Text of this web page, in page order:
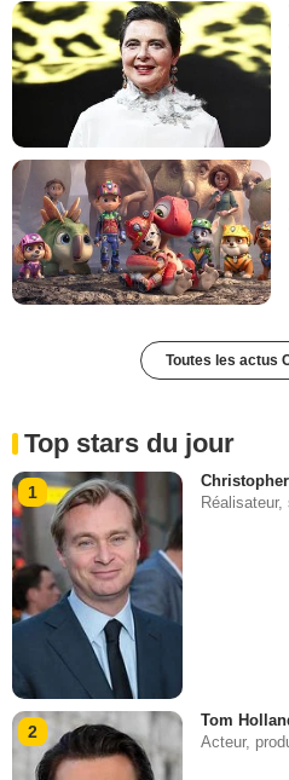
Toutes les actus
Top stars du jour
1
2
Tom
Acteur,